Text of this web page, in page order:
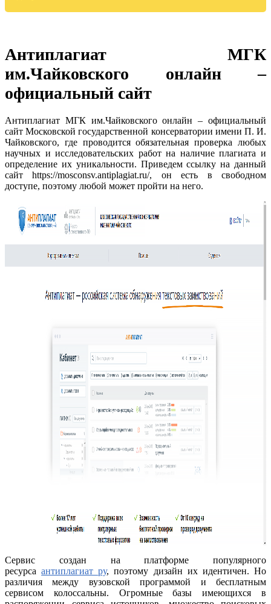
Антиплагиат МГК
им.Чайковского онлайн –
официальный сайт
Антиплагиат МГК им.Чайковского онлайн – официальный
сайт Московской государственной консерватории имени П. И.
Чайковского, где проводится обязательная проверка любых
научных и исследовательских работ на наличие плагиата и
определение их уникальности. Приведем ссылку на данный
сайт https://mosconsv.antiplagiat.ru/, он есть в свободном
доступе, поэтому любой может пройти на него.
Сервис создан на платформе популярного
ресурсаантиплагиат ру, поэтому дизайн их идентичен. Но
различия между вузовской программой и бесплатным
сервисом колоссальны. Огромные базы имеющихся в